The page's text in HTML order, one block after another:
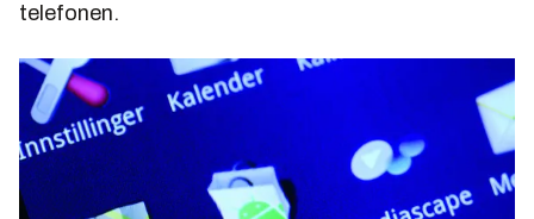
telefonen.